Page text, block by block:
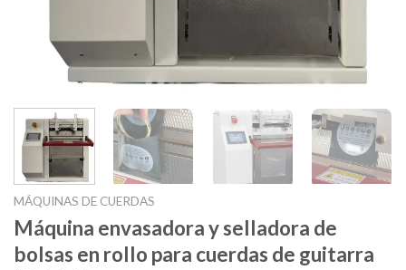
MÁQUINAS DE CUERDAS
Máquina envasadora y selladora de
bolsas en rollo para cuerdas de guitarra